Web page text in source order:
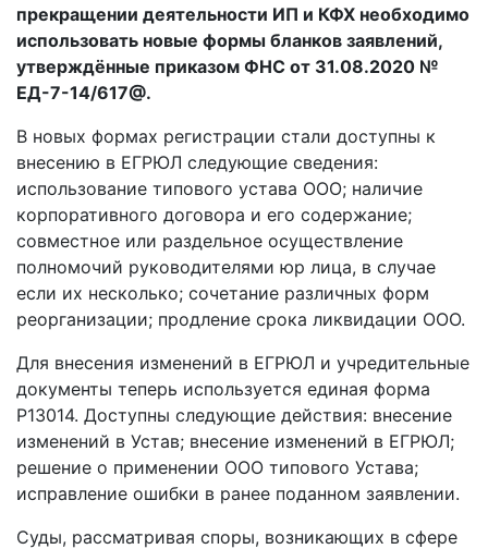
прекращении деятельности ИП и КФХ необходимо
использовать новые формы бланков заявлений,
утверждённые приказом ФНС от 31.08.2020 №
ЕД-7-14/617@.
В новых формах регистрации стали доступны к
внесению в ЕГРЮЛ следующие сведения:
использование типового устава ООО; наличие
корпоративного договора и его содержание;
совместное или раздельное осуществление
полномочий руководителями юр лица, в случае
если их несколько; сочетание различных форм
реорганизации; продление срока ликвидации ООО.
Для внесения изменений в ЕГРЮЛ и учредительные
документы теперь используется единая форма
Р13014. Доступны следующие действия: внесение
изменений в Устав; внесение изменений в ЕГРЮЛ;
решение о применении ООО типового Устава;
исправление ошибки в ранее поданном заявлении.
Суды, рассматривая споры, возникающих в сфере